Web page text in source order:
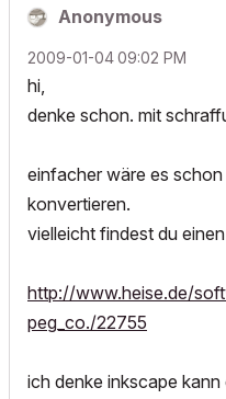
Anonymous
‎2009-01-0409:02 PM
hi,
denke schon. mit
einfacher wäre es
konvertieren.
vielleicht findest du
http://www.heise.de/
peg_co./22755
ich denke inkscape kann